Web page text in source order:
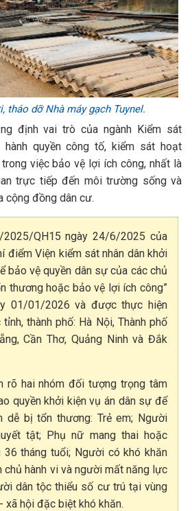
tháo dỡ Nhà máy gạch Tuynel.
định vai trò của ngành Kiểm sát
quyền công tố, kiểm sát hoạt
việc bảo vệ lợi ích công, nhất là
trực tiếp đến môi trường sống và
cộng đồng dân cư.
QH15 ngày 24/6/2025 của
điểm Viện kiểm sát nhân dân khởi
bảo vệ quyền dân sự của các chủ
thương hoặc bảo vệ lợi ích công”
01/01/2026 và được thực hiện
thành phố: Hà Nội, Thành phố
Cần Thơ, Quảng Ninh và Đắk
rõ hai nhóm đối tượng trọng tâm
quyền khởi kiện vụ án dân sự để
dễ bị tổn thương: Trẻ em; Người
tật; Phụ nữ mang thai hoặc
tháng tuổi; Người có khó khăn
chủ hành vi và người mất năng lực
dân tộc thiểu số cư trú tại vùng
xã hội đặc biệt khó khăn.